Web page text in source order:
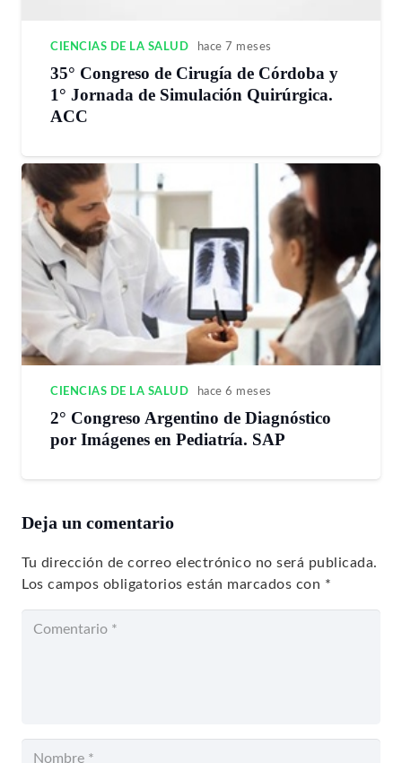
CIENCIAS DE LA SALUD hace 7 meses
35° Congreso de Cirugía de Córdoba y
1° Jornada de Simulación Quirúrgica.
ACC
CIENCIAS DE LA SALUD hace 6 meses
2° Congreso Argentino de Diagnóstico
por Imágenes en Pediatría. SAP
Deja un comentario
Tu dirección de correo electrónico no será publicada.
Los campos obligatorios están marcados con *